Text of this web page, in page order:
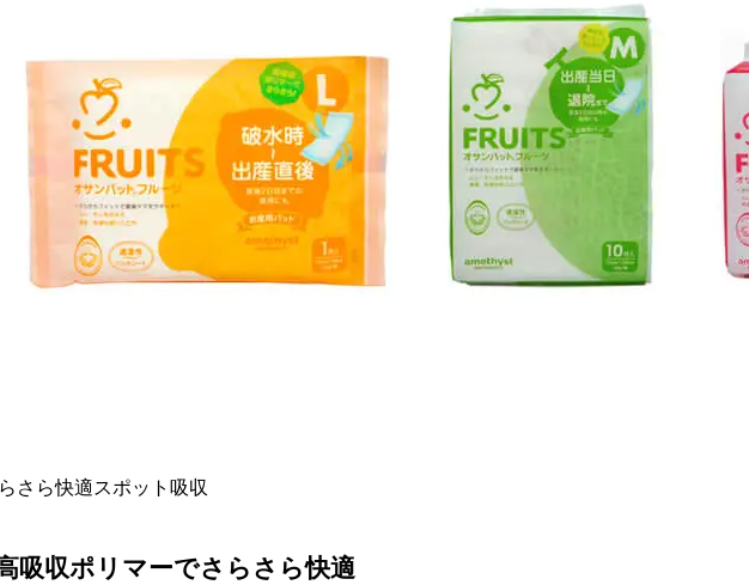
さら快適スポット吸収
吸収ポリマーでさらさら快適